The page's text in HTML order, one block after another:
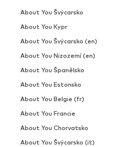
About You Švýcarsko
About You Kypr
About You Švýcarsko (en)
About You Nizozemí (en)
About You Španělsko
About You Estonsko
About You Belgie (fr)
About You Francie
About You Chorvatsko
About You Švýcarsko (it)